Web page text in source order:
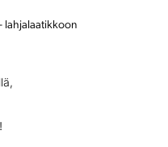
lahjalaatikkoon